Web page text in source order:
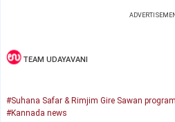
TEAM UDAYAVANI
#Suhana Safar & Rimjim Gire Sawan program
#Kannada news